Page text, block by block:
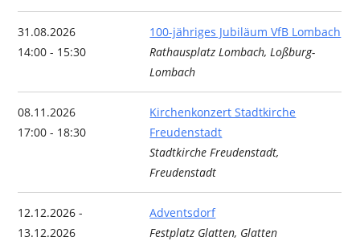
31.08.2026
14:00 - 15:30
100-jähriges Jubiläum VfB Lombach
Rathausplatz Lombach, Loßburg-
Lombach
08.11.2026
17:00 - 18:30
Kirchenkonzert Stadtkirche
Freudenstadt
Stadtkirche Freudenstadt,
Freudenstadt
12.12.2026 -
13.12.2026
Adventsdorf
Festplatz Glatten, Glatten